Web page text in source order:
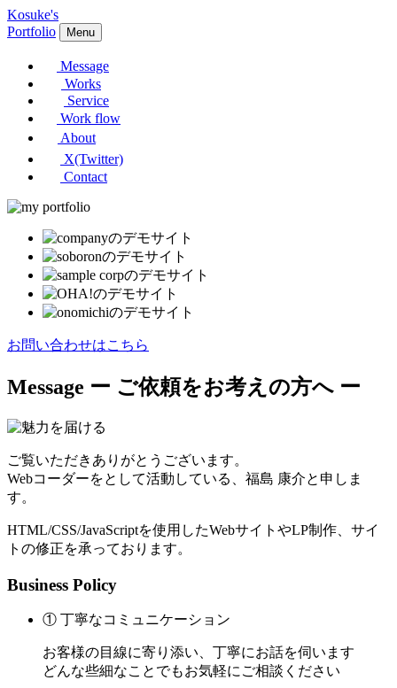
Kosuke's
Portfolio
Menu
Message
Works
Service
Work flow
About
X(Twitter)
Contact
お問い合わせはこちら
Message ー ご依頼をお考えの方へ ー
ご覧いただきありがとうございます。
Webコーダーをとして活動している、福島 康介と申しま
す。
HTML/CSS/JavaScriptを使用したWebサイトやLP制作、サイ
トの修正を承っております。
Business Policy
① 丁寧なコミュニケーション
お客様の目線に寄り添い、丁寧にお話を伺います
どんな些細なことでもお気軽にご相談ください